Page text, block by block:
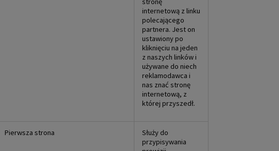
internetową z linku
polecającego
partnera. Jest on
ustawiony po
kliknięciu na jeden
z naszych linków i
używane do niech
reklamodawca i
nas znać stronę
internetową, z
której przyszedł.
Pierwsza strona
Służy do
przypisywania